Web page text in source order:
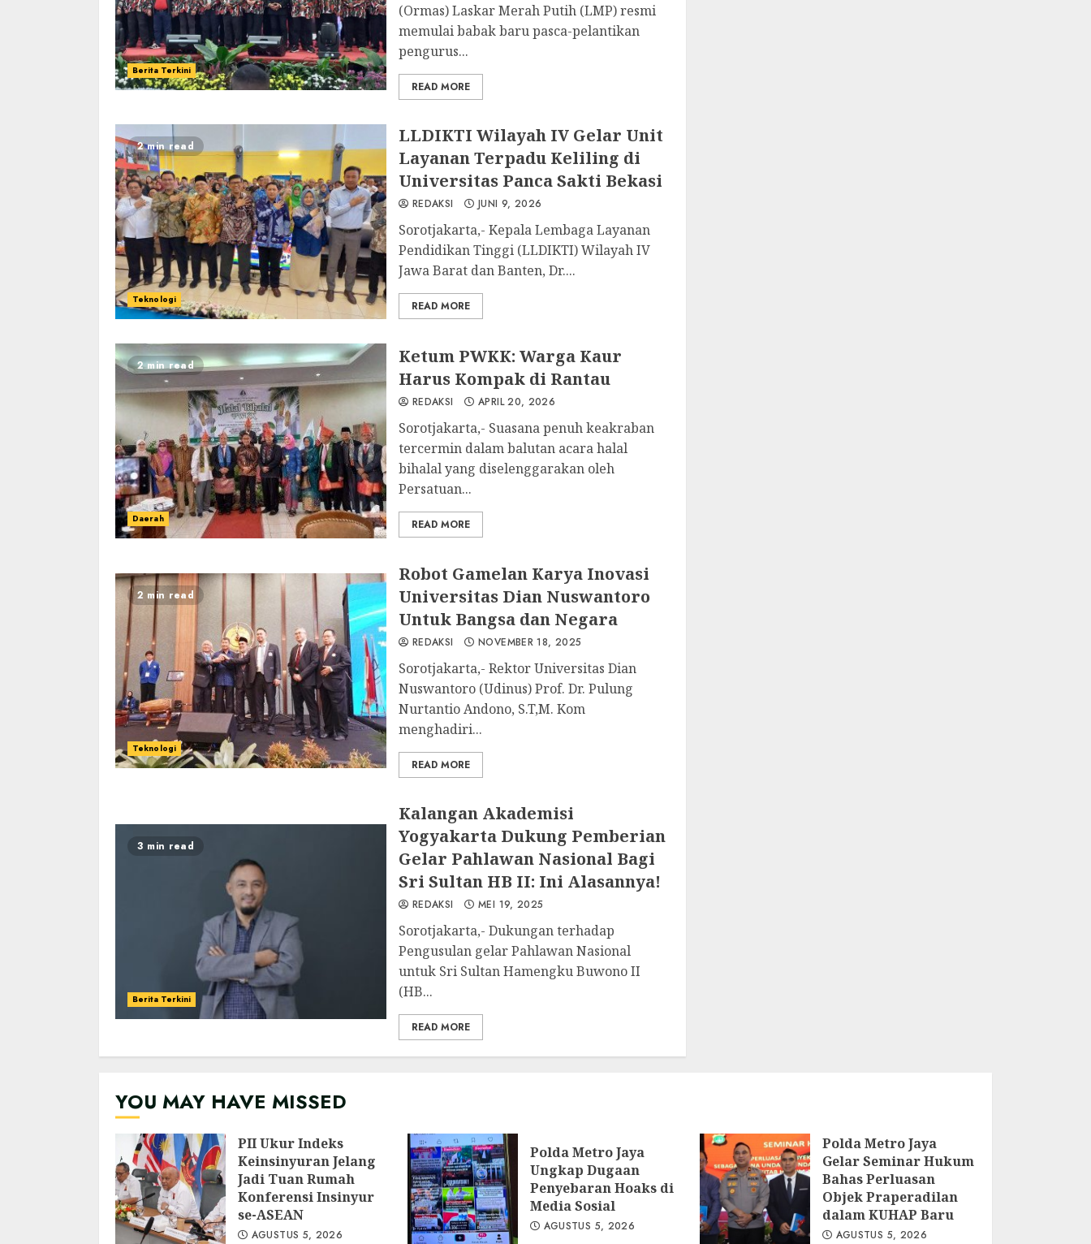
Berita Terkini
(Ormas) Laskar Merah Putih (LMP) resmi
memulai babak baru pasca-pelantikan
pengurus...
READ MORE
2 min read
Teknologi
LLDIKTI Wilayah IV Gelar Unit
Layanan Terpadu Keliling di
Universitas Panca Sakti Bekasi
REDAKSI JUNI 9, 2026
Sorotjakarta,- Kepala Lembaga Layanan
Pendidikan Tinggi (LLDIKTI) Wilayah IV
Jawa Barat dan Banten, Dr....
READ MORE
2 min read
Daerah
Ketum PWKK: Warga Kaur
Harus Kompak di Rantau
REDAKSI APRIL 20, 2026
Sorotjakarta,- Suasana penuh keakraban
tercermin dalam balutan acara halal
bihalal yang diselenggarakan oleh
Persatuan...
READ MORE
2 min read
Teknologi
Robot Gamelan Karya Inovasi
Universitas Dian Nuswantoro
Untuk Bangsa dan Negara
REDAKSI NOVEMBER 18, 2025
Sorotjakarta,- Rektor Universitas Dian
Nuswantoro (Udinus) Prof. Dr. Pulung
Nurtantio Andono, S.T,M. Kom
menghadiri...
READ MORE
3 min read
Berita Terkini
Kalangan Akademisi
Yogyakarta Dukung Pemberian
Gelar Pahlawan Nasional Bagi
Sri Sultan HB II: Ini Alasannya!
REDAKSI MEI 19, 2025
Sorotjakarta,- Dukungan terhadap
Pengusulan gelar Pahlawan Nasional
untuk Sri Sultan Hamengku Buwono II
(HB...
READ MORE
YOU MAY HAVE MISSED
PII Ukur Indeks
Keinsinyuran Jelang
Jadi Tuan Rumah
Konferensi Insinyur
se-ASEAN
AGUSTUS 5, 2026
Polda Metro Jaya
Ungkap Dugaan
Penyebaran Hoaks di
Media Sosial
AGUSTUS 5, 2026
Polda Metro Jaya
Gelar Seminar Hukum
Bahas Perluasan
Objek Praperadilan
dalam KUHAP Baru
AGUSTUS 5, 2026